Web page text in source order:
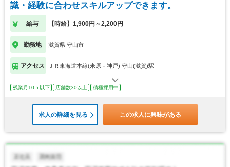
識・経験に合わせスキルアップできます。
給与 【時給】1,900円～2,200円
勤務地 滋賀県 守山市
アクセス ＪＲ東海道本線(米原－神戸) 守山(滋賀)駅
残業月10ｈ以下 店舗数30以上 積極採用中
求人の詳細を見る この求人に興味がある